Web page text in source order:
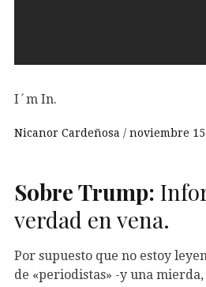
I´m In.
Nicanor Cardeñosa noviembre
Sobre Trump:
verdad en vena.
Por supuesto que no estoy
de «periodistas» -y una